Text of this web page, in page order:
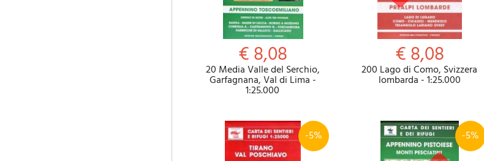
€ 8,08
20 Media Valle del Serchio,
Garfagnana, Val di Lima -
1:25.000
€ 8,08
200 Lago di Como, Svizzera
lombarda - 1:25.000
-5% -5%